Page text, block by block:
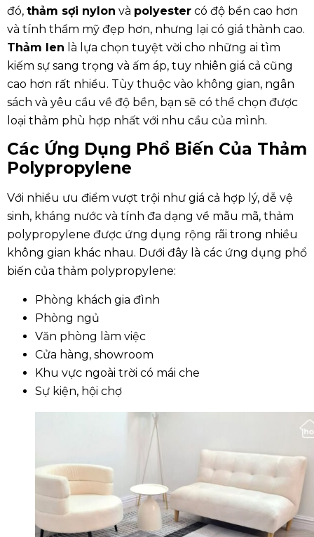
đó, thảm sợi nylon và polyester có độ bền cao hơn
và tính thẩm mỹ đẹp hơn, nhưng lại có giá thành cao.
Thảm len là lựa chọn tuyệt vời cho những ai tìm
kiếm sự sang trọng và ấm áp, tuy nhiên giá cả cũng
cao hơn rất nhiều. Tùy thuộc vào không gian, ngân
sách và yêu cầu về độ bền, bạn sẽ có thể chọn được
loại thảm phù hợp nhất với nhu cầu của mình.
Các Ứng Dụng Phổ Biến Của Thảm
Polypropylene
Với nhiều ưu điểm vượt trội như giá cả hợp lý, dễ vệ
sinh, kháng nước và tính đa dạng về mẫu mã, thảm
polypropylene được ứng dụng rộng rãi trong nhiều
không gian khác nhau. Dưới đây là các ứng dụng phổ
biến của thảm polypropylene:
Phòng khách gia đình
Phòng ngủ
Văn phòng làm việc
Cửa hàng, showroom
Khu vực ngoài trời có mái che
Sự kiện, hội chợ